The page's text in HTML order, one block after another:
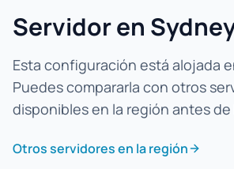
Servidor en
Esta configuración está alojada
Puedes compararla con otros
disponibles en la región antes
Otros servidores en la región